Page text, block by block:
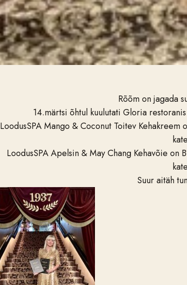
Rõõm on jagada
14.märtsi õhtul kuulutati Gloria
LoodusSPA Mango & Coconut Toitev
LoodusSPA Apelsin & May Chang Kehavõie on
Suur aitäh